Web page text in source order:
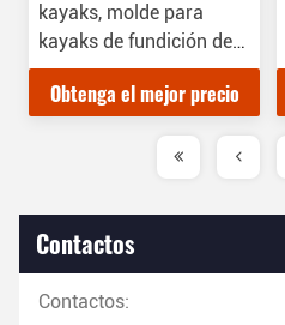
kayaks, molde para
kayaks de fundición de
aluminio
Obtenga el mejor precio
Contactos
Contactos: